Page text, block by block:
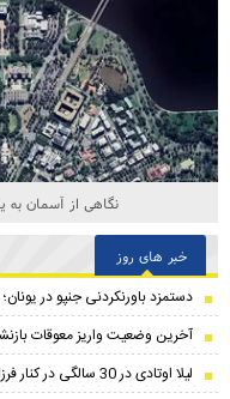
نگاهی از آسمان به
خبر های روز
دستمزد باورنکردنی جنپو در
آخرین وضعیت واریز معوقات
لیلا اوتادی در 30 سالگی در کنار فرزاد فرزین در فیلم «سگ‌های پوشالی»